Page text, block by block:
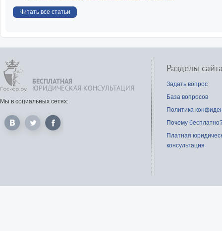
Читать все статьи
БЕСПЛАТНАЯ
ЮРИДИЧЕСКАЯ КОНСУЛЬТАЦИЯ
Мы в социальных сетях:
Разделы
Задать вопрос
База вопросов
Политика
Почему
Платная
консультация